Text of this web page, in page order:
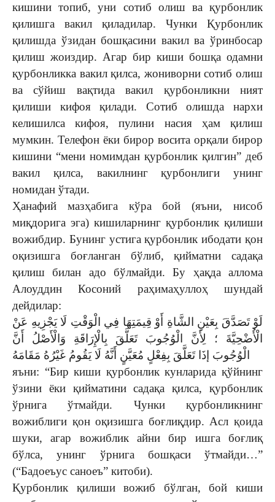
кишини топиб, уни сотиб олиш ва қурбонлик
қилишга вакил қиладилар. Чунки Қурбонлик
қилишда ўзидан бошқасини вакил ва ўринбосар
қилиш жоиздир. Агар бир киши бошқа одамни
қурбонликка вакил қилса, жониворни сотиб олиш
ва сўйиш вақтида вакил қурбонликни ният
қилиши кифоя қилади. Сотиб олишда нархи
келишилса кифоя, пулини насия ҳам қилиш
мумкин. Телефон ёки бирор восита орқали бирор
кишини “мени номимдан қурбонлик қилгин” деб
вакил қилса, вакилнинг қурбонлиги унинг
номидан ўтади.
Ҳанафий мазҳабига кўра бой (яъни, нисоб
миқдорига эга) кишиларнинг қурбонлик қилиши
вожибдир. Бунинг устига қурбонлик ибодати қон
оқизишга боғланган бўлиб, қийматни садақа
қилиш билан адо бўлмайди. Бу ҳақда аллома
Алоуддин Косоний раҳимаҳуллоҳ шундай
дейдилар:
لَوْ تَصَدَّقَ بِعَيْنِ الشَّاةِ أَوْ قِيمَتِهَا فِي الْوَقْتِ لَا يَجْزِيهِ عَنْ
الْأُضْحِيَّةَ ؛ لِأَنَّ الْوُجُوبَ تَعَلَّقَ بِالْإِرَاقَةِ وَالْأَصْلُ أَنَّ
الْوُجُوبَ إذَا تَعَلَّقَ بِفِعْلٍ مُعَيَّنٍ أَنَّهُ لَا يَقُومُ غَيْرُهُ مَقَامَهُ
яъни: “Бир киши қурбонлик кунларида қўйнинг
ўзини ёки қийматини садақа қилса, қурбонлик
ўрнига ўтмайди. Чунки қурбонликнинг
вожиблиги қон оқизишга боғлиқдир. Асл қоида
шуки, агар вожиблик айни бир ишга боғлиқ
бўлса, унинг ўрнига бошқаси ўтмайди…”
(“Бадоеъус саноеъ” китоби).
Қурбонлик қилиши вожиб бўлган, бой киши